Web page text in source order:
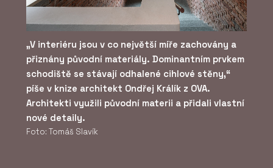
„V interiéru jsou v co největší míře zachovány a
přiznány původní materiály. Dominantním prvkem
schodiště se stávají odhalené cihlové stěny,“
píše v knize architekt Ondřej Králík z OVA.
Architekti využili původní materii a přidali vlastní
nové detaily.
Foto: Tomáš Slavík